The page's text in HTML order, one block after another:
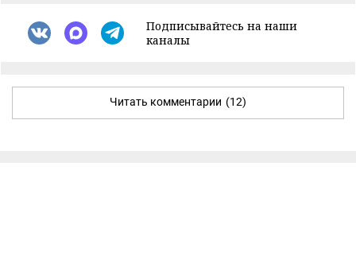
Подписывайтесь на наши
каналы
Читать комментарии (12)